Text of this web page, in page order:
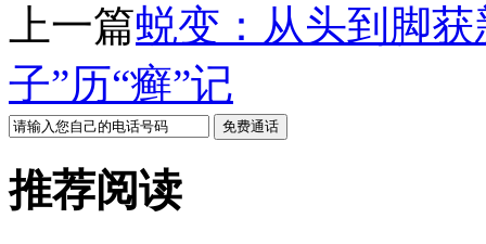
上一篇蜕变：从头到脚获
子”历“癣”记
推荐阅读